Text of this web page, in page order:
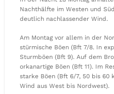
Nachthälfte im Westen und
deutlich nachlassender Wind.
Am Montag vor allem in der
stürmische Böen (Bft 7/8. In
Sturmböen (Bft 9). Auf dem
orkanartige Böen (Bft 11). Im
starke Böen (Bft 6/7, 50 bis 60
Wind aus West bis Nordwest).